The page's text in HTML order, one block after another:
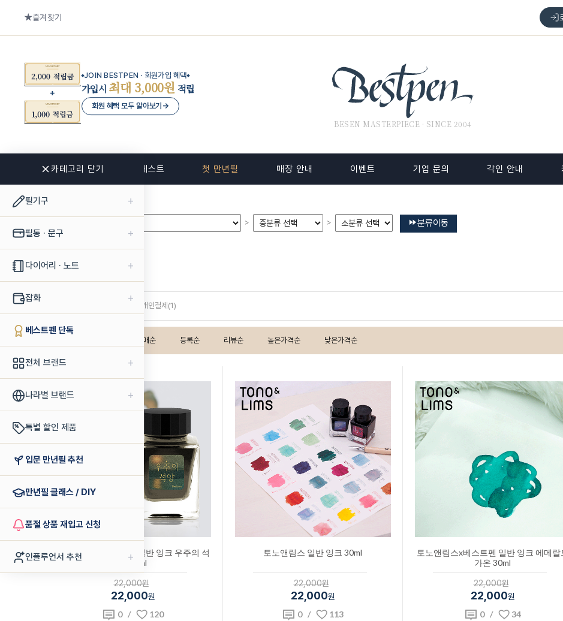
즐겨찾기
JOIN BESTPEN · 회원가입 혜택
가입시 최대 3,000원 적립
회원 혜택 모두 알아보기 →
BESEN MASTERPIECE · SINCE 2004
카테고리 닫기
필기구 +
필통 · 문구 +
다이어리 · 노트 +
잡화 +
베스트펜 단독
전체 브랜드 +
나라별 브랜드 +
특별 할인 제품
입문 만년필 추천
만년필 클래스 / DIY
품절 상품 재입고 신청
인플루언서 추천 +
신상품 베스트 첫 만년필 매장 안내 이벤트 기업 문의 각인 안내
> > 분류이동
토노앤림스
· 개인결제(1)
판매순 등록순 리뷰순 높은가격순 낮은가격순
토노앤림스x베스트펜 일반 잉크 우주의 석
양 30ml
22,000원
22,000원
0/ 120
토노앤림스 일반 잉크 30ml
22,000원
22,000원
0/ 113
토노앤림스x베스트펜 일반 잉크 에메랄
가온 30ml
22,000원
22,000원
0/ 34